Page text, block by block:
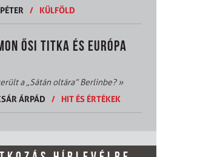
/ KÜLFÖLD
ŐSI TITKA ÉS EURÓPA
a „Sátán oltára” Berlinbe?»
ÁRPÁD
/ HIT ÉS ÉRTÉKEK